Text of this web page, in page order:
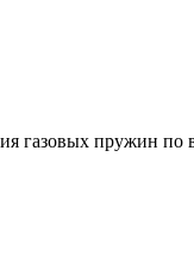
газовых пружин